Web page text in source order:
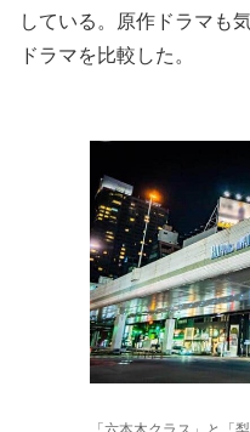
している。原作ドラマも
ドラマを比較した。